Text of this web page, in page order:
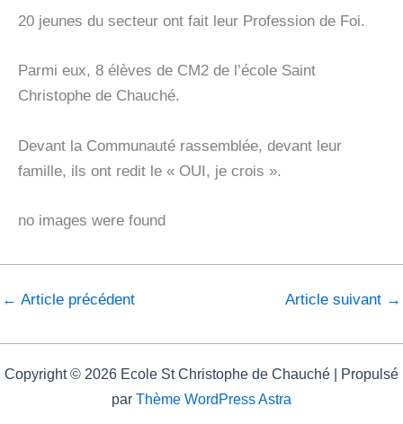
20 jeunes du secteur ont fait leur Profession de Foi.
Parmi eux, 8 élèves de CM2 de l’école Saint
Christophe de Chauché.
Devant la Communauté rassemblée, devant leur
famille, ils ont redit le « OUI, je crois ».
no images were found
← Article précédent Article suivant →
Copyright © 2026 Ecole St Christophe de Chauché | Propulsé
par Thème WordPress Astra